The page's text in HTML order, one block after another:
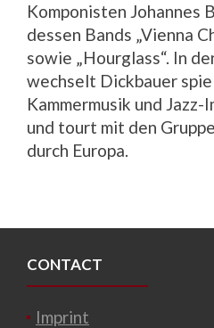
Komponisten Johannes
dessen Bands „Vienna
sowie „Hourglass“. In
wechselt Dickbauer
Kammermusik und
und tourt mit den
durch Europa.
CONTACT
Imprint